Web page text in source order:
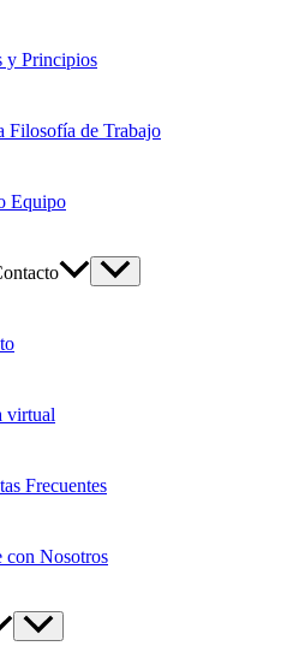
y Principios
Filosofía de Trabajo
Equipo
virtual
Frecuentes
con Nosotros